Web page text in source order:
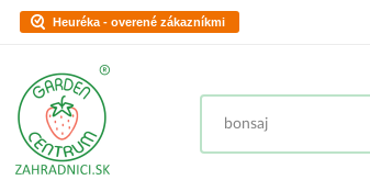
Heuréka - overené zákazníkmi